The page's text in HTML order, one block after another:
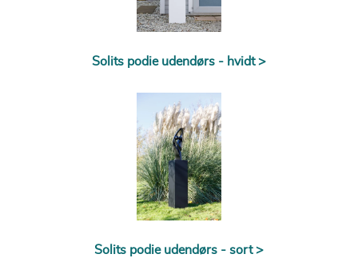
Solits podie udendørs - hvidt >
Solits podie udendørs - sort >